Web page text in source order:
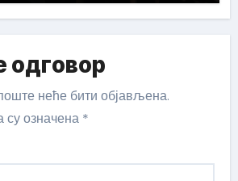
одговор
неће бити објављена.
означена *